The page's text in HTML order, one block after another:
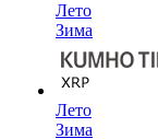
Лето
Зима
Лето
Зима